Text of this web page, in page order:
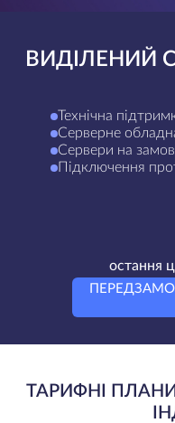
ВИДІЛЕНИЙ
Технічна
Серверне
Сервери на
Підключення
остання
ТАРИФНІ